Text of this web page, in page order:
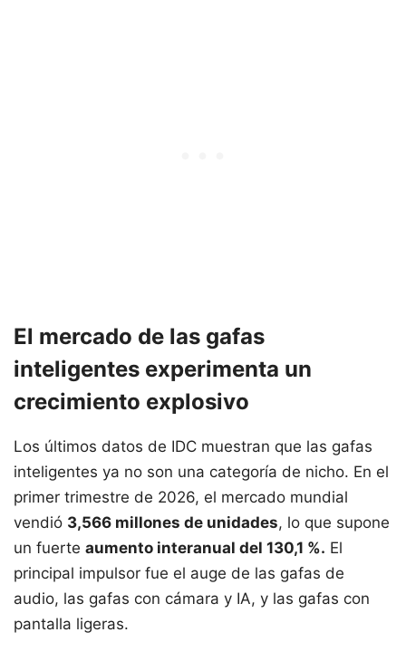
El mercado de las gafas
inteligentes experimenta un
crecimiento explosivo
Los últimos datos de IDC muestran que las gafas
inteligentes ya no son una categoría de nicho. En el
primer trimestre de 2026, el mercado mundial
vendió 3,566 millones de unidades, lo que supone
un fuerte aumento interanual del 130,1 %. El
principal impulsor fue el auge de las gafas de
audio, las gafas con cámara y IA, y las gafas con
pantalla ligeras.